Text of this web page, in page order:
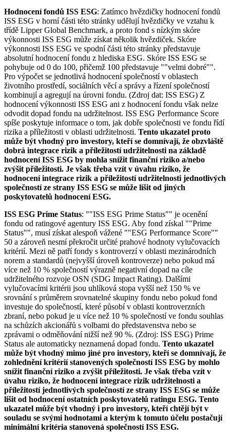
Hodnocení fondů ISS ESG: Zatímco hvězdičky hodnocení fondů
ISS ESG v horní části této stránky udělují hvězdičky ve vztahu k
třídě Lipper Global Benchmark, a proto fond s nízkým skóre
výkonnosti ISS ESG může získat několik hvězdiček. Skóre
výkonnosti ISS ESG ve spodní části této stránky představuje
absolutní hodnocení fondu z hlediska ESG. Skóre ISS ESG se
pohybuje od 0 do 100, přičemž 100 představuje ""velmi dobré"".
Pro výpočet se jednotlivá hodnocení společností v oblastech
životního prostředí, sociálních věcí a správy a řízení společností
kombinují a agregují na úrovni fondu. (Zdroj dat: ISS ESG) Z
hodnocení výkonnosti ISS ESG ani z hodnocení fondu však nelze
odvodit dopad fondu na udržitelnost. ISS ESG Performance Score
spíše poskytuje informace o tom, jak dobře společnosti ve fondu řídí
rizika a příležitosti v oblasti udržitelnosti. Tento ukazatel proto
může být vhodný pro investory, kteří se domnívají, že obzvláště
dobrá integrace rizik a příležitostí udržitelnosti na základě
hodnocení ISS ESG by mohla snížit finanční riziko a/nebo
zvýšit příležitosti. Je však třeba vzít v úvahu riziko, že
hodnocení integrace rizik a příležitostí udržitelnosti jednotlivých
společností ze strany ISS ESG se může lišit od jiných
poskytovatelů hodnocení ESG.
ISS ESG Prime Status: ""ISS ESG Prime Status"" je ocenění
fondu od ratingové agentury ISS ESG. Aby fond získal ""Prime
Status"", musí získat alespoň vážené ""ESG Performance Score""
50 a zároveň nesmí překročit určité prahové hodnoty vylučovacích
kritérií. Mezi ně patří fondy s kontroverzí v oblasti mezinárodních
norem a standardů (nejvyšší úroveň kontroverze) nebo pokud má
více než 10 % společností výrazně negativní dopad na cíle
udržitelného rozvoje OSN (SDG Impact Rating). Dalšími
vylučovacími kritérii jsou uhlíková stopa vyšší než 150 % ve
srovnání s průměrem srovnatelné skupiny fondu nebo pokud fond
investuje do společností, které působí v oblasti kontroverzních
zbraní, nebo pokud je u více než 10 % společností ve fondu souhlas
na schůzích akcionářů s volbami do představenstva nebo se
zprávami o odměňování nižší než 90 %. (Zdroj: ISS ESG) Prime
Status ale automaticky neznamená dopad fondu. Tento ukazatel
může být vhodný mimo jiné pro investory, kteří se domnívají, že
zohlednění kritérií stanovených společností ISS ESG by mohlo
snížit finanční riziko a zvýšit příležitosti. Je však třeba vzít v
úvahu riziko, že hodnocení integrace rizik udržitelnosti a
příležitostí jednotlivých společností ze strany ISS ESG se může
lišit od hodnocení ostatních poskytovatelů ratingu ESG. Tento
ukazatel může být vhodný i pro investory, kteří chtějí být v
souladu se svými hodnotami a kterým k tomuto účelu postačují
minimální kritéria stanovená společností ISS ESG.